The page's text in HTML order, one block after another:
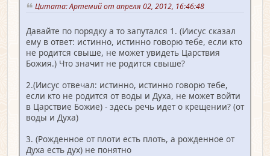
Цитата: Артемий от апреля 02, 2012, 16:46:48
Давайте по порядку а то запутался 1. (Иисус сказал
ему в ответ: истинно, истинно говорю тебе, если кто
не родится свыше, не может увидеть Царствия
Божия.) Что значит не родится свыше?
2.(Иисус отвечал: истинно, истинно говорю тебе,
если кто не родится от воды и Духа, не может войти
в Царствие Божие) - здесь речь идет о крещении? (от
воды и Духа)
3. (Рожденное от плоти есть плоть, а рожденное от
Духа есть дух) не понятно